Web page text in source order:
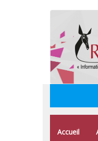
Accueil